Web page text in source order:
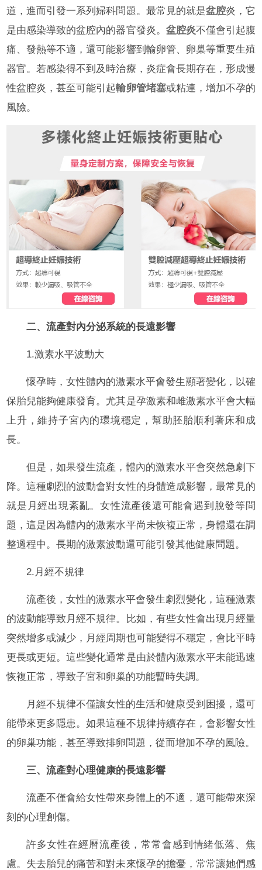
道，進而引發一系列婦科問題。最常見的就是盆腔炎，它
是由感染導致的盆腔內的器官發炎。 盆腔炎不僅會引起腹
痛、發熱等不適，還可能影響到輸卵管、卵巢等重要生殖
器官。若感染得不到及時治療，炎症會長期存在，形成慢
性盆腔炎，甚至可能引起輸卵管堵塞或粘連，增加不孕的
風險。
二、流產對內分泌系統的長遠影響
1.激素水平波動大
懷孕時，女性體內的激素水平會發生顯著變化，以確
保胎兒能夠健康發育。尤其是孕激素和雌激素水平會大幅
上升，維持子宮內的環境穩定，幫助胚胎順利著床和成
長。
但是，如果發生流產，體內的激素水平會突然急劇下
降。這種劇烈的波動會對女性的身體造成影響，最常見的
就是月經出現紊亂。女性流產後還可能會遇到脫發等問
題，這是因為體內的激素水平尚未恢複正常，身體還在調
整過程中。長期的激素波動還可能引發其他健康問題。
2.月經不規律
流產後，女性的激素水平會發生劇烈變化，這種激素
的波動能導致月經不規律。比如，有些女性會出現月經量
突然增多或減少，月經周期也可能變得不穩定，會比平時
更長或更短。這些變化通常是由於體內激素水平未能迅速
恢複正常，導致子宮和卵巢的功能暫時失調。
月經不規律不僅讓女性的生活和健康受到困擾，還可
能帶來更多隱患。如果這種不規律持續存在，會影響女性
的卵巢功能，甚至導致排卵問題，從而增加不孕的風險。
三、流產對心理健康的長遠影響
流產不僅會給女性帶來身體上的不適，還可能帶來深
刻的心理創傷。
許多女性在經曆流產後，常常會感到情緒低落、焦
慮。失去胎兒的痛苦和對未來懷孕的擔憂，常常讓她們感